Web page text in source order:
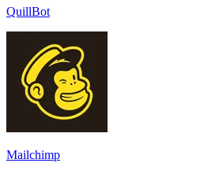
QuillBot
Mailchimp